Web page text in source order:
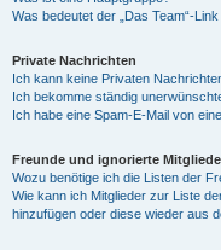
Was bedeutet der „Das Team“-
Private Nachrichten
Ich kann keine Privaten
Ich bekomme ständig
Ich habe eine Spam-E-Mail von
Freunde und ignorierte
Wozu benötige ich die Listen der
Wie kann ich Mitglieder zur Liste
hinzufügen oder diese wieder aus